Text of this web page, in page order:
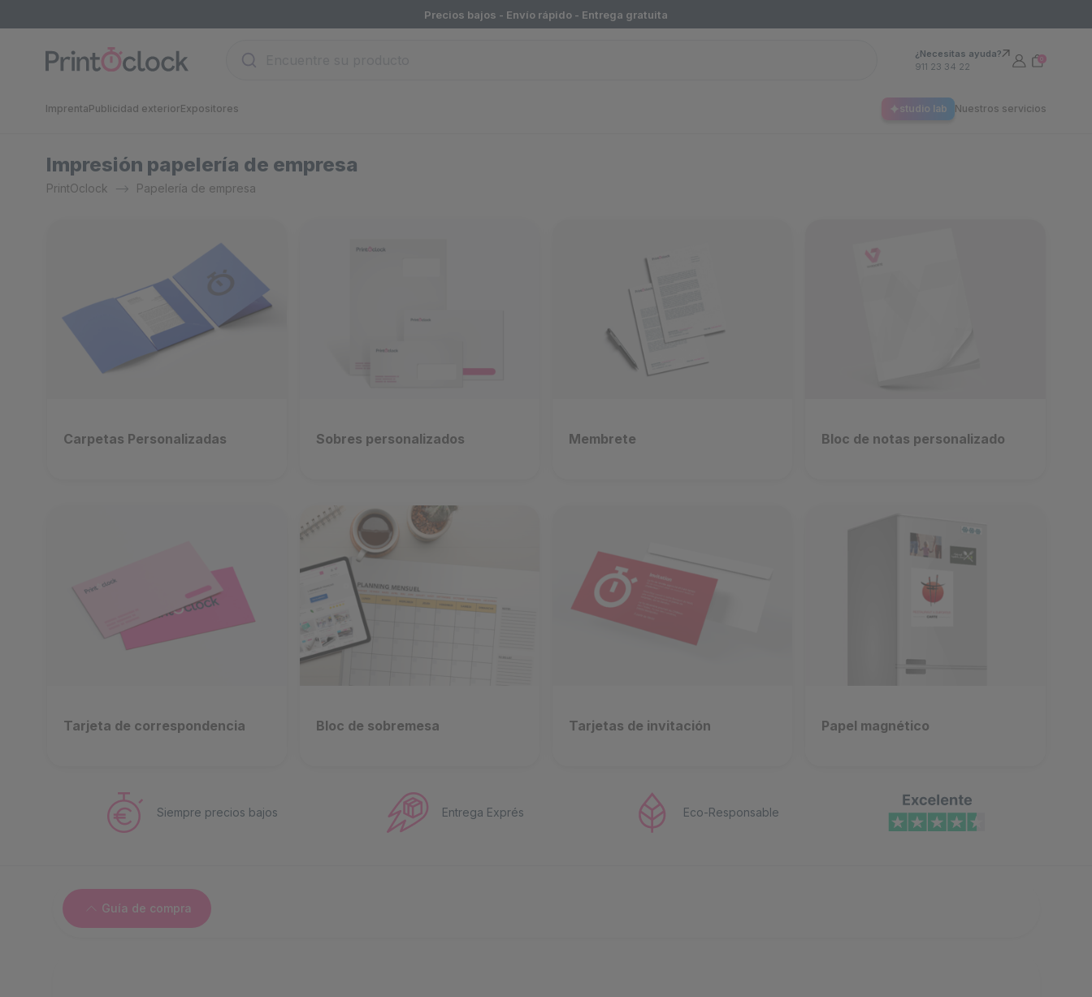
Precios bajos - Envío rápido - Entrega gratuita
¿Necesitas ayuda?
911 23 34 22
0
ImprentaPublicidad exteriorExpositores studio lab Nuestros servicios
Impresión papelería de empresa
PrintOclock Papelería de empresa
Carpetas Personalizadas Sobres personalizados Membrete Bloc de notas personalizado
Tarjeta de correspondencia Bloc de sobremesa Tarjetas de invitación Papel magnético
Siempre precios bajos Entrega Exprés Eco-Responsable
Guía de compra